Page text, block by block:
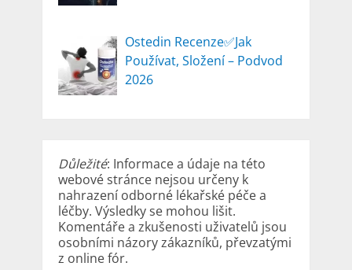
Ostedin Recenze✅Jak
Používat, Složení – Podvod
2026
Důležité: Informace a údaje na této
webové stránce nejsou určeny k
nahrazení odborné lékařské péče a
léčby. Výsledky se mohou lišit.
Komentáře a zkušenosti uživatelů jsou
osobními názory zákazníků, převzatými
z online fór.